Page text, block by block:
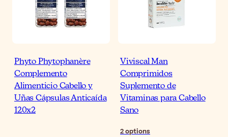
Phyto Phytophanère
Complemento
Alimenticio Cabello y
Uñas Cápsulas Anticaída
120x2
Viviscal Man
Comprimidos
Suplemento de
Vitaminas para Cabello
Sano
2options